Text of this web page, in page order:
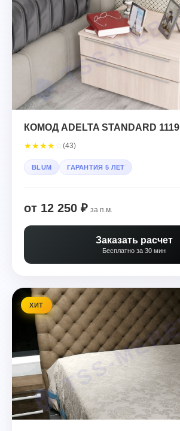
КОМОД ADELTA STANDARD 1119
★★★★ (43)
BLUM ГАРАНТИЯ 5 ЛЕТ
от 12 250 ₽ за п.м.
Заказать расчет
Бесплатно за 30 мин
ХИТ